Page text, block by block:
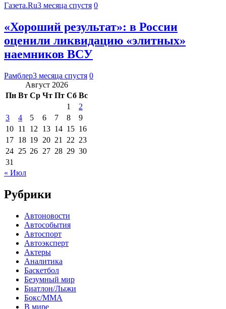
Газета.Ru3 месяца спустя 0
«Хороший результат»: в России
оценили ликвидацию «элитных»
наемников ВСУ
Рамблер3 месяца спустя 0
Август 2026
Пн Вт Ср Чт Пт Сб Вс
1
2
3
4 5 6 7 8
9
10 11 12 13 14 15 16
17 18 19 20 21 22 23
24 25 26 27 28 29 30
31
« Июл
Рубрики
Автоновости
Автособытия
Автоспорт
Автоэксперт
Актеры
Аналитика
Баскетбол
Безумный мир
Биатлон/Лыжи
Бокс/MMA
В мире